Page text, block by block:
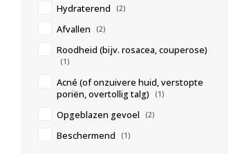
Hydraterend (2)
Afvallen (2)
Roodheid (bijv. rosacea, couperose)
(1)
Acné (of onzuivere huid, verstopte
poriën, overtollig talg)
(1)
Opgeblazen gevoel (2)
Beschermend (1)